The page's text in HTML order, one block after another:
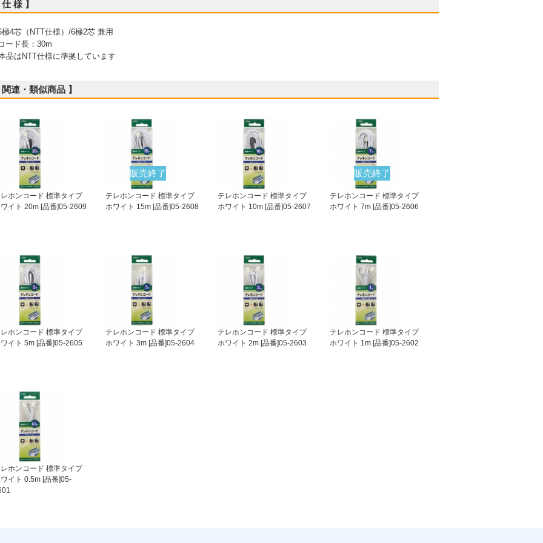
仕 様 】
4芯（NTT仕様）/6極2芯 兼用
ード長：30m
品はNTT仕様に準拠しています
関連・類似商品 】
ホンコード 標準タイプ
ワイト 20m [品番]05-2609
販売終了
テレホンコード 標準タイプ
ホワイト 15m [品番]05-2608
テレホンコード 標準タイプ
ホワイト 10m [品番]05-2607
販売終了
テレホンコード 標準タイプ
ホワイト 7m [品番]05-2606
ホンコード 標準タイプ
ワイト 5m [品番]05-2605
テレホンコード 標準タイプ
ホワイト 3m [品番]05-2604
テレホンコード 標準タイプ
ホワイト 2m [品番]05-2603
テレホンコード 標準タイプ
ホワイト 1m [品番]05-2602
ホンコード 標準タイプ
イト 0.5m [品番]05-